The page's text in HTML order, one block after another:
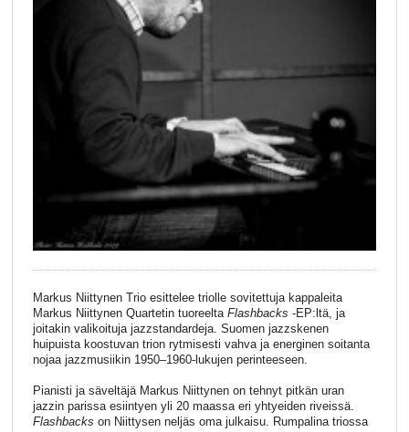
Markus Niittynen Trio esittelee triolle sovitettuja kappaleita
Markus Niittynen Quartetin tuoreelta Flashbacks -EP:ltä, ja
joitakin valikoituja jazzstandardeja. Suomen jazzskenen
huipuista koostuvan trion rytmisesti vahva ja energinen soitanta
nojaa jazzmusiikin 1950–1960-lukujen perinteeseen.
Pianisti ja säveltäjä Markus Niittynen on tehnyt pitkän uran
jazzin parissa esiintyen yli 20 maassa eri yhtyeiden riveissä.
Flashbacks on Niittysen neljäs oma julkaisu. Rumpalina triossa